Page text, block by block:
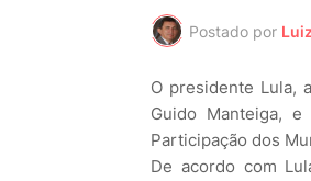
Postado por
O presidente Lula,
Guido Manteiga,
Participação dos
De acordo com